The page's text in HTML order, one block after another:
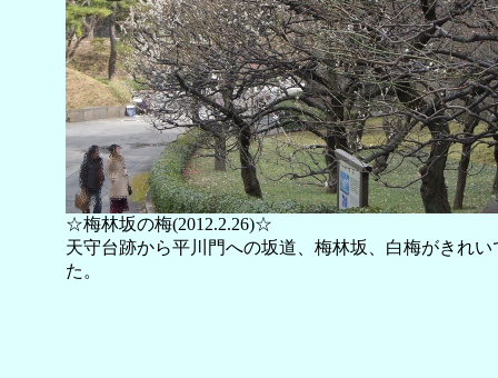
☆梅林坂の梅(2012.2.26)☆
天守台跡から平川門への坂道、梅林坂、白梅がきれい
た。